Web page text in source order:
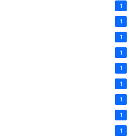
1
1
1
1
1
1
1
1
1